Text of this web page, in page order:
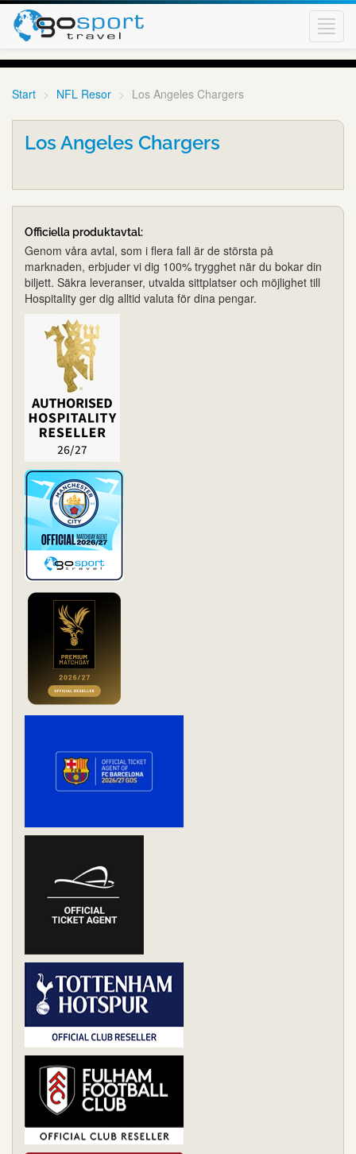
Start NFL Resor Los Angeles Chargers
Los Angeles Chargers
Officiella produktavtal:
Genom våra avtal, som i flera fall är de största på
marknaden, erbjuder vi dig 100% trygghet när du bokar din
biljett. Säkra leveranser, utvalda sittplatser och möjlighet till
Hospitality ger dig alltid valuta för dina pengar.